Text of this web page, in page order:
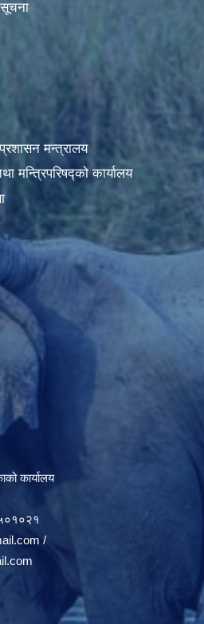
मन्त्रालय
मन्त्रिपरिषद्को कार्यालय
कार्यालय
/